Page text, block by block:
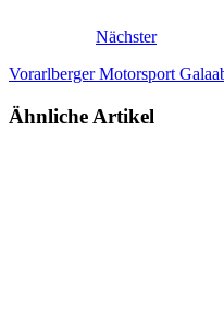
Nächster
Vorarlberger Motorsport
Ähnliche Artikel